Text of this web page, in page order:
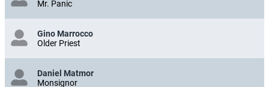
Mr. Panic
Gino Marrocco
Older Priest
Daniel Matmor
Monsignor